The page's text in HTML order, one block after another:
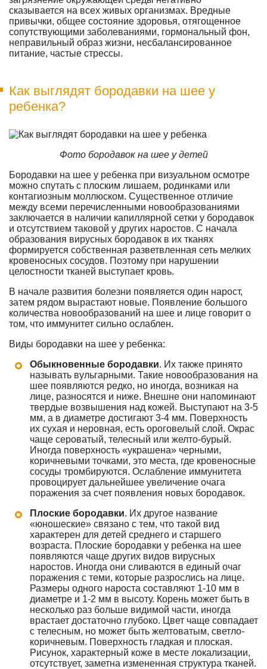
сказывается на всех живых организмах. Вредные
привычки, общее состояние здоровья, отягощенное
сопутствующими заболеваниями, гормональный фон,
неправильный образ жизни, несбалансированное
питание, частые стрессы.
Как выглядят бородавки на шее у
ребенка?
Фото бородавок на шее у детей
Бородавки на шее у ребенка при визуальном осмотре
можно спутать с плоским лишаем, родинками или
контагиозным моллюском. Существенное отличие
между всеми перечисленными новообразованиями
заключается в наличии капиллярной сетки у бородавок
и отсутствием таковой у других наростов. С начала
образования вирусных бородавок в их тканях
формируется собственная разветвленная сеть мелких
кровеносных сосудов. Поэтому при нарушении
целостности тканей выступает кровь.
В начале развития болезни появляется один нарост,
затем рядом вырастают новые. Появление большого
количества новообразований на шее и лице говорит о
том, что иммунитет сильно ослаблен.
Виды бородавки на шее у ребенка:
Обыкновенные бородавки. Их также принято
называть вульгарными. Такие новообразования на
шее появляются редко, но иногда, возникая на
лице, разносятся и ниже. Внешне они напоминают
твердые возвышения над кожей. Выступают на 3-5
мм, а в диаметре достигают 3-4 мм. Поверхность
их сухая и неровная, есть ороговелый слой. Окрас
чаще сероватый, телесный или желто-бурый.
Иногда поверхность «украшена» черными,
коричневыми точками, это места, где кровеносные
сосуды тромбируются. Ослабление иммунитета
провоцирует дальнейшее увеличение очага
поражения за счет появления новых бородавок.
Плоские бородавки. Их другое название
«юношеские» связано с тем, что такой вид
характерен для детей среднего и старшего
возраста. Плоские бородавки у ребенка на шее
появляются чаще других видов вирусных
наростов. Иногда они сливаются в единый очаг
поражения с теми, которые разрослись на лице.
Размеры одного нароста составляют 1-10 мм в
диаметре и 1-2 мм в высоту. Корень может быть в
несколько раз больше видимой части, иногда
врастает достаточно глубоко. Цвет чаще совпадает
с телесным, но может быть желтоватым, светло-
коричневым. Поверхность гладкая и плоская.
Рисунок, характерный коже в месте локализации,
отсутствует, заметна измененная структура тканей.